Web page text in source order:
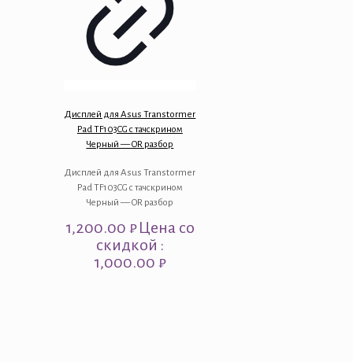
Дисплей для Asus Transtormer
Pad TF103CG с тачскрином
Черный — OR разбор
Дисплей для Asus Transtormer
Pad TF103CG с тачскрином
Черный — OR разбор
1,200.00 ₽Цена со
скидкой :
1,000.00 ₽